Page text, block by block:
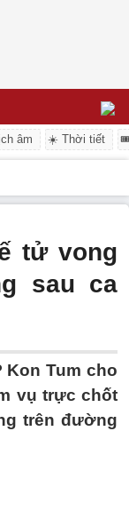
âm ☀️ Thời tiết
tử vong
sau ca
Kon Tum cho
vụ trực chốt
trên đường